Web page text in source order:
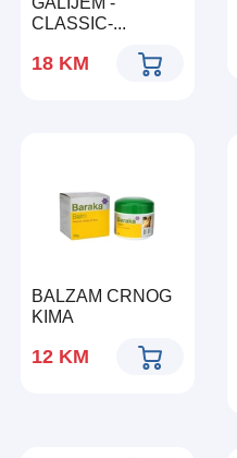
CLASSIC-...
18 KM
BALZAM CRNOG
KIMA
12 KM